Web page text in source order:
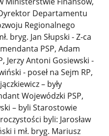
Departamentu
Regionalnego
bryg. Jan Słupski - Z-ca
PSP, Adam
Jerzy Antoni Gosiewski -
- poseł na Sejm RP,
– były
Wojewódzki PSP,
– byli Starostowie
byli: Jarosław
i mł. bryg. Mariusz